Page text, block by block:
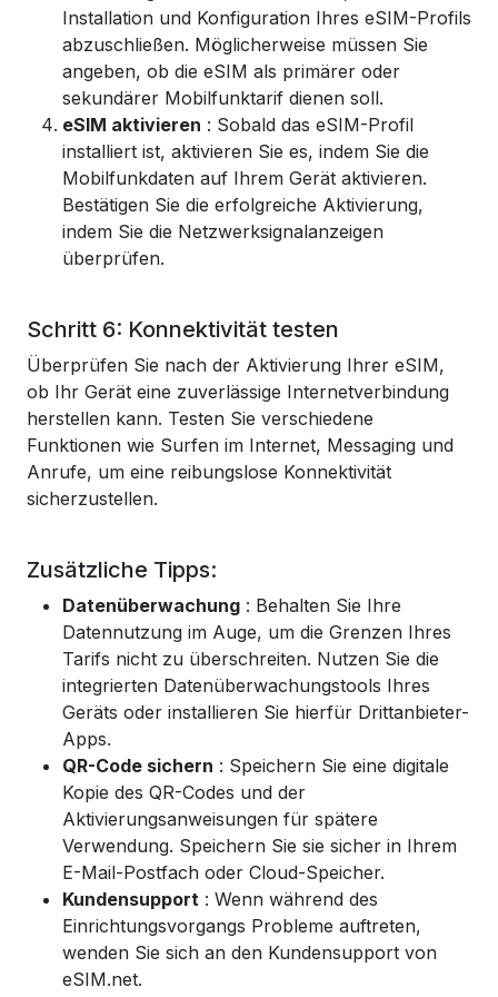
Installation und Konfiguration Ihres eSIM-Profils
abzuschließen. Möglicherweise müssen Sie
angeben, ob die eSIM als primärer oder
sekundärer Mobilfunktarif dienen soll.
eSIM aktivieren : Sobald das eSIM-Profil
installiert ist, aktivieren Sie es, indem Sie die
Mobilfunkdaten auf Ihrem Gerät aktivieren.
Bestätigen Sie die erfolgreiche Aktivierung,
indem Sie die Netzwerksignalanzeigen
überprüfen.
Schritt 6: Konnektivität testen
Überprüfen Sie nach der Aktivierung Ihrer eSIM,
ob Ihr Gerät eine zuverlässige Internetverbindung
herstellen kann. Testen Sie verschiedene
Funktionen wie Surfen im Internet, Messaging und
Anrufe, um eine reibungslose Konnektivität
sicherzustellen.
Zusätzliche Tipps:
Datenüberwachung : Behalten Sie Ihre
Datennutzung im Auge, um die Grenzen Ihres
Tarifs nicht zu überschreiten. Nutzen Sie die
integrierten Datenüberwachungstools Ihres
Geräts oder installieren Sie hierfür Drittanbieter-
Apps.
QR-Code sichern : Speichern Sie eine digitale
Kopie des QR-Codes und der
Aktivierungsanweisungen für spätere
Verwendung. Speichern Sie sie sicher in Ihrem
E-Mail-Postfach oder Cloud-Speicher.
Kundensupport : Wenn während des
Einrichtungsvorgangs Probleme auftreten,
wenden Sie sich an den Kundensupport von
eSIM.net.